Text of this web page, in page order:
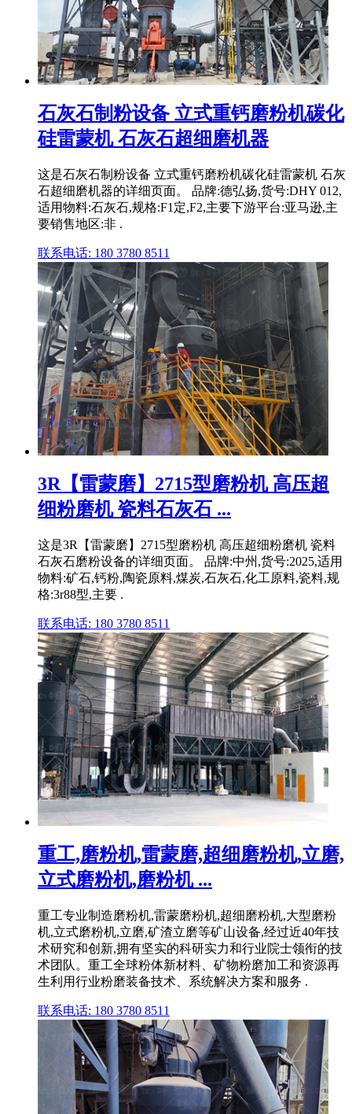
石灰石制粉设备 立式重钙磨粉机碳化
硅雷蒙机 石灰石超细磨机器
这是石灰石制粉设备 立式重钙磨粉机碳化硅雷蒙机 石灰
石超细磨机器的详细页面。 品牌:德弘扬,货号:DHY 012,
适用物料:石灰石,规格:F1定,F2,主要下游平台:亚马逊,主
要销售地区:非 .
联系电话: 180 3780 8511
3R【雷蒙磨】2715型磨粉机 高压超
细粉磨机 瓷料石灰石 ...
这是3R【雷蒙磨】2715型磨粉机 高压超细粉磨机 瓷料
石灰石磨粉设备的详细页面。 品牌:中州,货号:2025,适用
物料:矿石,钙粉,陶瓷原料,煤炭,石灰石,化工原料,瓷料,规
格:3r88型,主要 .
联系电话: 180 3780 8511
重工,磨粉机,雷蒙磨,超细磨粉机,立磨,
立式磨粉机,磨粉机 ...
重工专业制造磨粉机,雷蒙磨粉机,超细磨粉机,大型磨粉
机,立式磨粉机,立磨,矿渣立磨等矿山设备,经过近40年技
术研究和创新,拥有坚实的科研实力和行业院士领衔的技
术团队。重工全球粉体新材料、矿物粉磨加工和资源再
生利用行业粉磨装备技术、系统解决方案和服务 .
联系电话: 180 3780 8511